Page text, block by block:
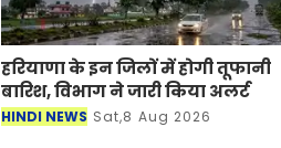
हरियाणा के इन जिलों में होगी तूफानी
बारिश, विभाग ने जारी किया अलर्ट
HINDI NEWS Sat,8 Aug 2026